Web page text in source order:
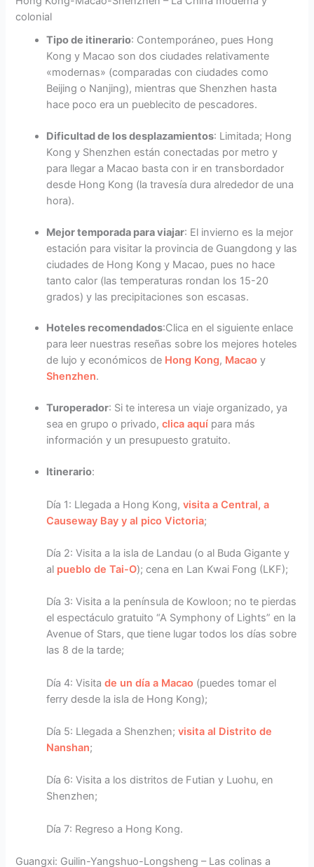
colonial
Tipo de itinerario: Contemporáneo, pues Hong
Kong y Macao son dos ciudades relativamente
«modernas» (comparadas con ciudades como
Beijing o Nanjing), mientras que Shenzhen hasta
hace poco era un pueblecito de pescadores.
Dificultad de los desplazamientos: Limitada; Hong
Kong y Shenzhen están conectadas por metro y
para llegar a Macao basta con ir en transbordador
desde Hong Kong (la travesía dura alrededor de una
hora).
Mejor temporada para viajar: El invierno es la mejor
estación para visitar la provincia de Guangdong y las
ciudades de Hong Kong y Macao, pues no hace
tanto calor (las temperaturas rondan los 15-20
grados) y las precipitaciones son escasas.
Hoteles recomendados:Clica en el siguiente enlace
para leer nuestras reseñas sobre los mejores hoteles
de lujo y económicos de Hong Kong, Macao y
Shenzhen.
Turoperador: Si te interesa un viaje organizado, ya
sea en grupo o privado,clica aquí para más
información y un presupuesto gratuito.
Itinerario:
Día 1: Llegada a Hong Kong,visita a Central, a
Causeway Bay y al pico Victoria;
Día 2: Visita a la isla de Landau (o al Buda Gigante y
al pueblo de Tai-O); cena en Lan Kwai Fong (LKF);
Día 3: Visita a la península de Kowloon; no te pierdas
el espectáculo gratuito “A Symphony of Lights” en la
Avenue of Stars, que tiene lugar todos los días sobre
las 8 de la tarde;
Día 4: Visitade un día a Macao (puedes tomar el
ferry desde la isla de Hong Kong);
Día 5: Llegada a Shenzhen;visita al Distrito de
Nanshan;
Día 6: Visita a los distritos de Futian y Luohu, en
Shenzhen;
Día 7: Regreso a Hong Kong.
Guangxi: Guilin-Yangshuo-Longsheng – Las colinas a